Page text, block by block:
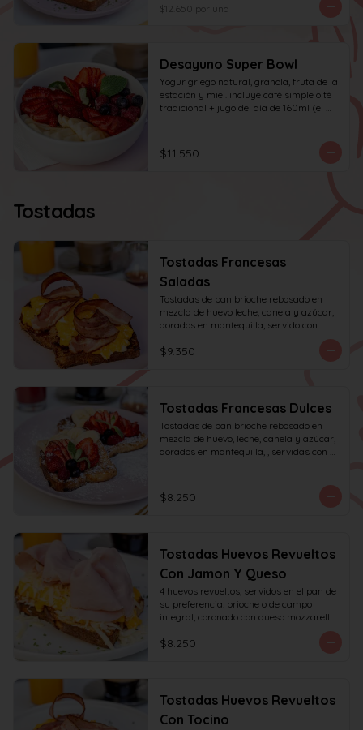
con ciboulette.
$12.650 por und
Desayuno Super Bowl
Yogur griego natural, granola, fruta de la
estación y miel. incluye café simple o té
tradicional + jugo del día de 160ml (el
$11.550
Tostadas
Tostadas Francesas
Saladas
Tostadas de pan brioche rebosado en
mezcla de huevo leche, canela y azúcar,
dorados en mantequilla, servido con
huevos revueltos, tocino y miel de maple.
$9.350
Tostadas Francesas Dulces
Tostadas de pan brioche rebosado en
mezcla de huevo, leche, canela y azúcar,
dorados en mantequilla, , servidas con
$8.250
Tostadas Huevos Revueltos
Con Jamon Y Queso
4 huevos revueltos, servidos en el pan de
su preferencia: brioche o de campo
integral, coronado con queso mozzarella
rallado y con jamón de pierna, decorado
con sésamo o ciboulette.
$8.250
Tostadas Huevos Revueltos
Con Tocino